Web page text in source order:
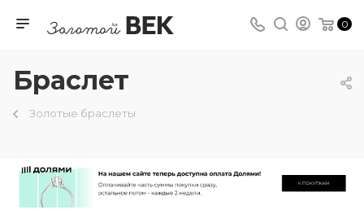
0
Браслет
Золотые браслеты